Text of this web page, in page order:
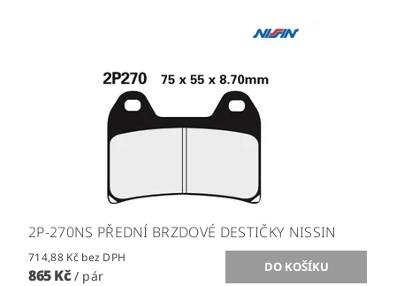
2P-270NS PŘEDNÍ BRZDOVÉ DESTIČKY NISSIN
714,88 Kč bez DPH
865 Kč / pár